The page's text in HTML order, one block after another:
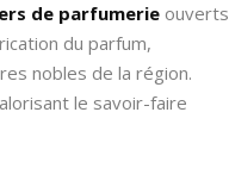
de parfumerie ouverts
du parfum,
nobles de la région.
le savoir-faire